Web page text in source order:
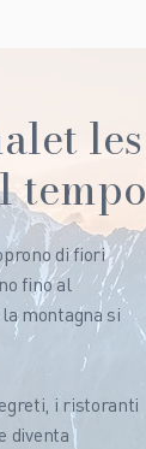
les
tempo
di fiori
fino al
montagna si
i ristoranti
diventa